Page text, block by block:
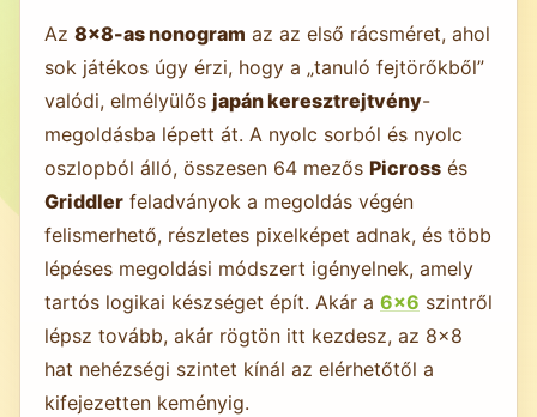
Az 8×8-as nonogram az az első rácsméret, ahol
sok játékos úgy érzi, hogy a „tanuló fejtörőkből”
valódi, elmélyülős japán keresztrejtvény-
megoldásba lépett át. A nyolc sorból és nyolc
oszlopból álló, összesen 64 mezős Picross és
Griddler feladványok a megoldás végén
felismerhető, részletes pixelképet adnak, és több
lépéses megoldási módszert igényelnek, amely
tartós logikai készséget épít. Akár a 6×6 szintről
lépsz tovább, akár rögtön itt kezdesz, az 8×8
hat nehézségi szintet kínál az elérhetőtől a
kifejezetten keményig.